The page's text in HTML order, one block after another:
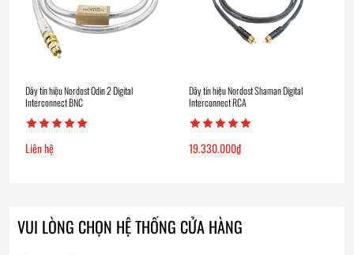
Dây tín hiệu Nordost Odin 2 Digital
Interconnect BNC
Liên hệ
Dây tín hiệu Nordost Shaman Digital
Interconnect RCA
19.330.000₫
VUI LÒNG CHỌN HỆ THỐNG CỬA HÀNG